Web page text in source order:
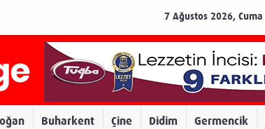
7 Ağustos 2026, Cuma
Buharkent Çine Didim Germencik